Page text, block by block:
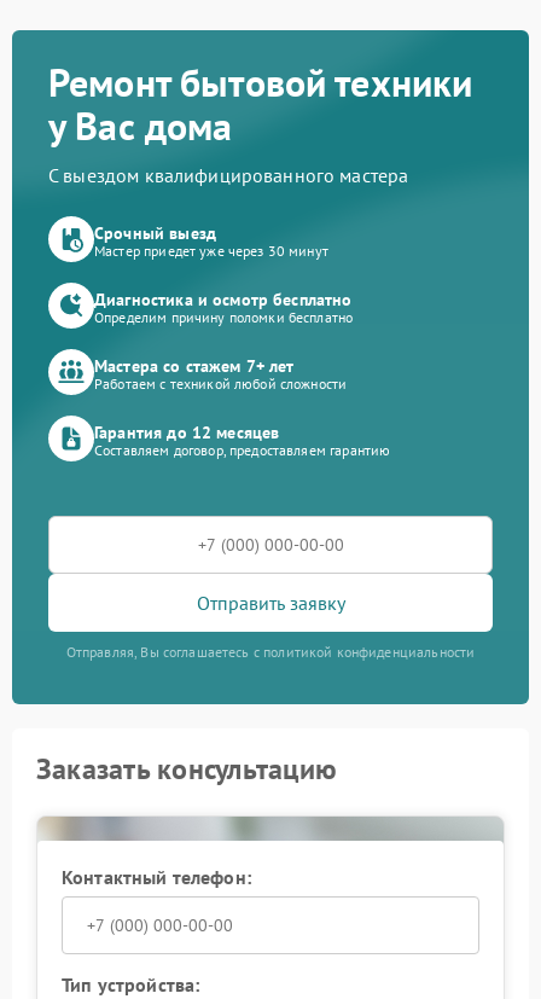
Ремонт бытовой техники
у Вас дома
С выездом квалифицированного мастера
Срочный выезд
Мастер приедет уже через 30 минут
Диагностика и осмотр бесплатно
Определим причину поломки бесплатно
Мастера со стажем 7+ лет
Работаем с техникой любой сложности
Гарантия до 12 месяцев
Составляем договор, предоставляем гарантию
Отправить заявку
Отправляя, Вы соглашаетесь с политикой конфиденциальности
Заказать консультацию
Контактный телефон:
Тип устройства: